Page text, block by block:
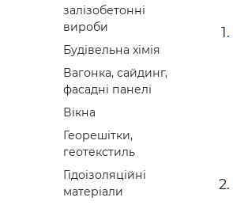
залізобетонні
вироби
Будівельна хімія
Вагонка, сайдинг,
фасадні панелі
Вікна
Георешітки,
геотекстиль
Гідоізоляційні
матеріали